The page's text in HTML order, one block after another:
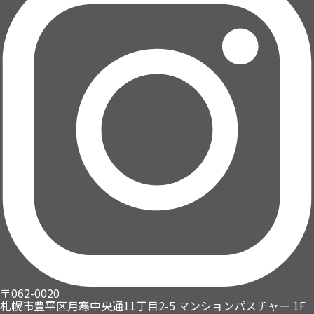
〒062-0020
札幌市豊平区月寒中央通11丁目2-5 マンションパスチャー 1F